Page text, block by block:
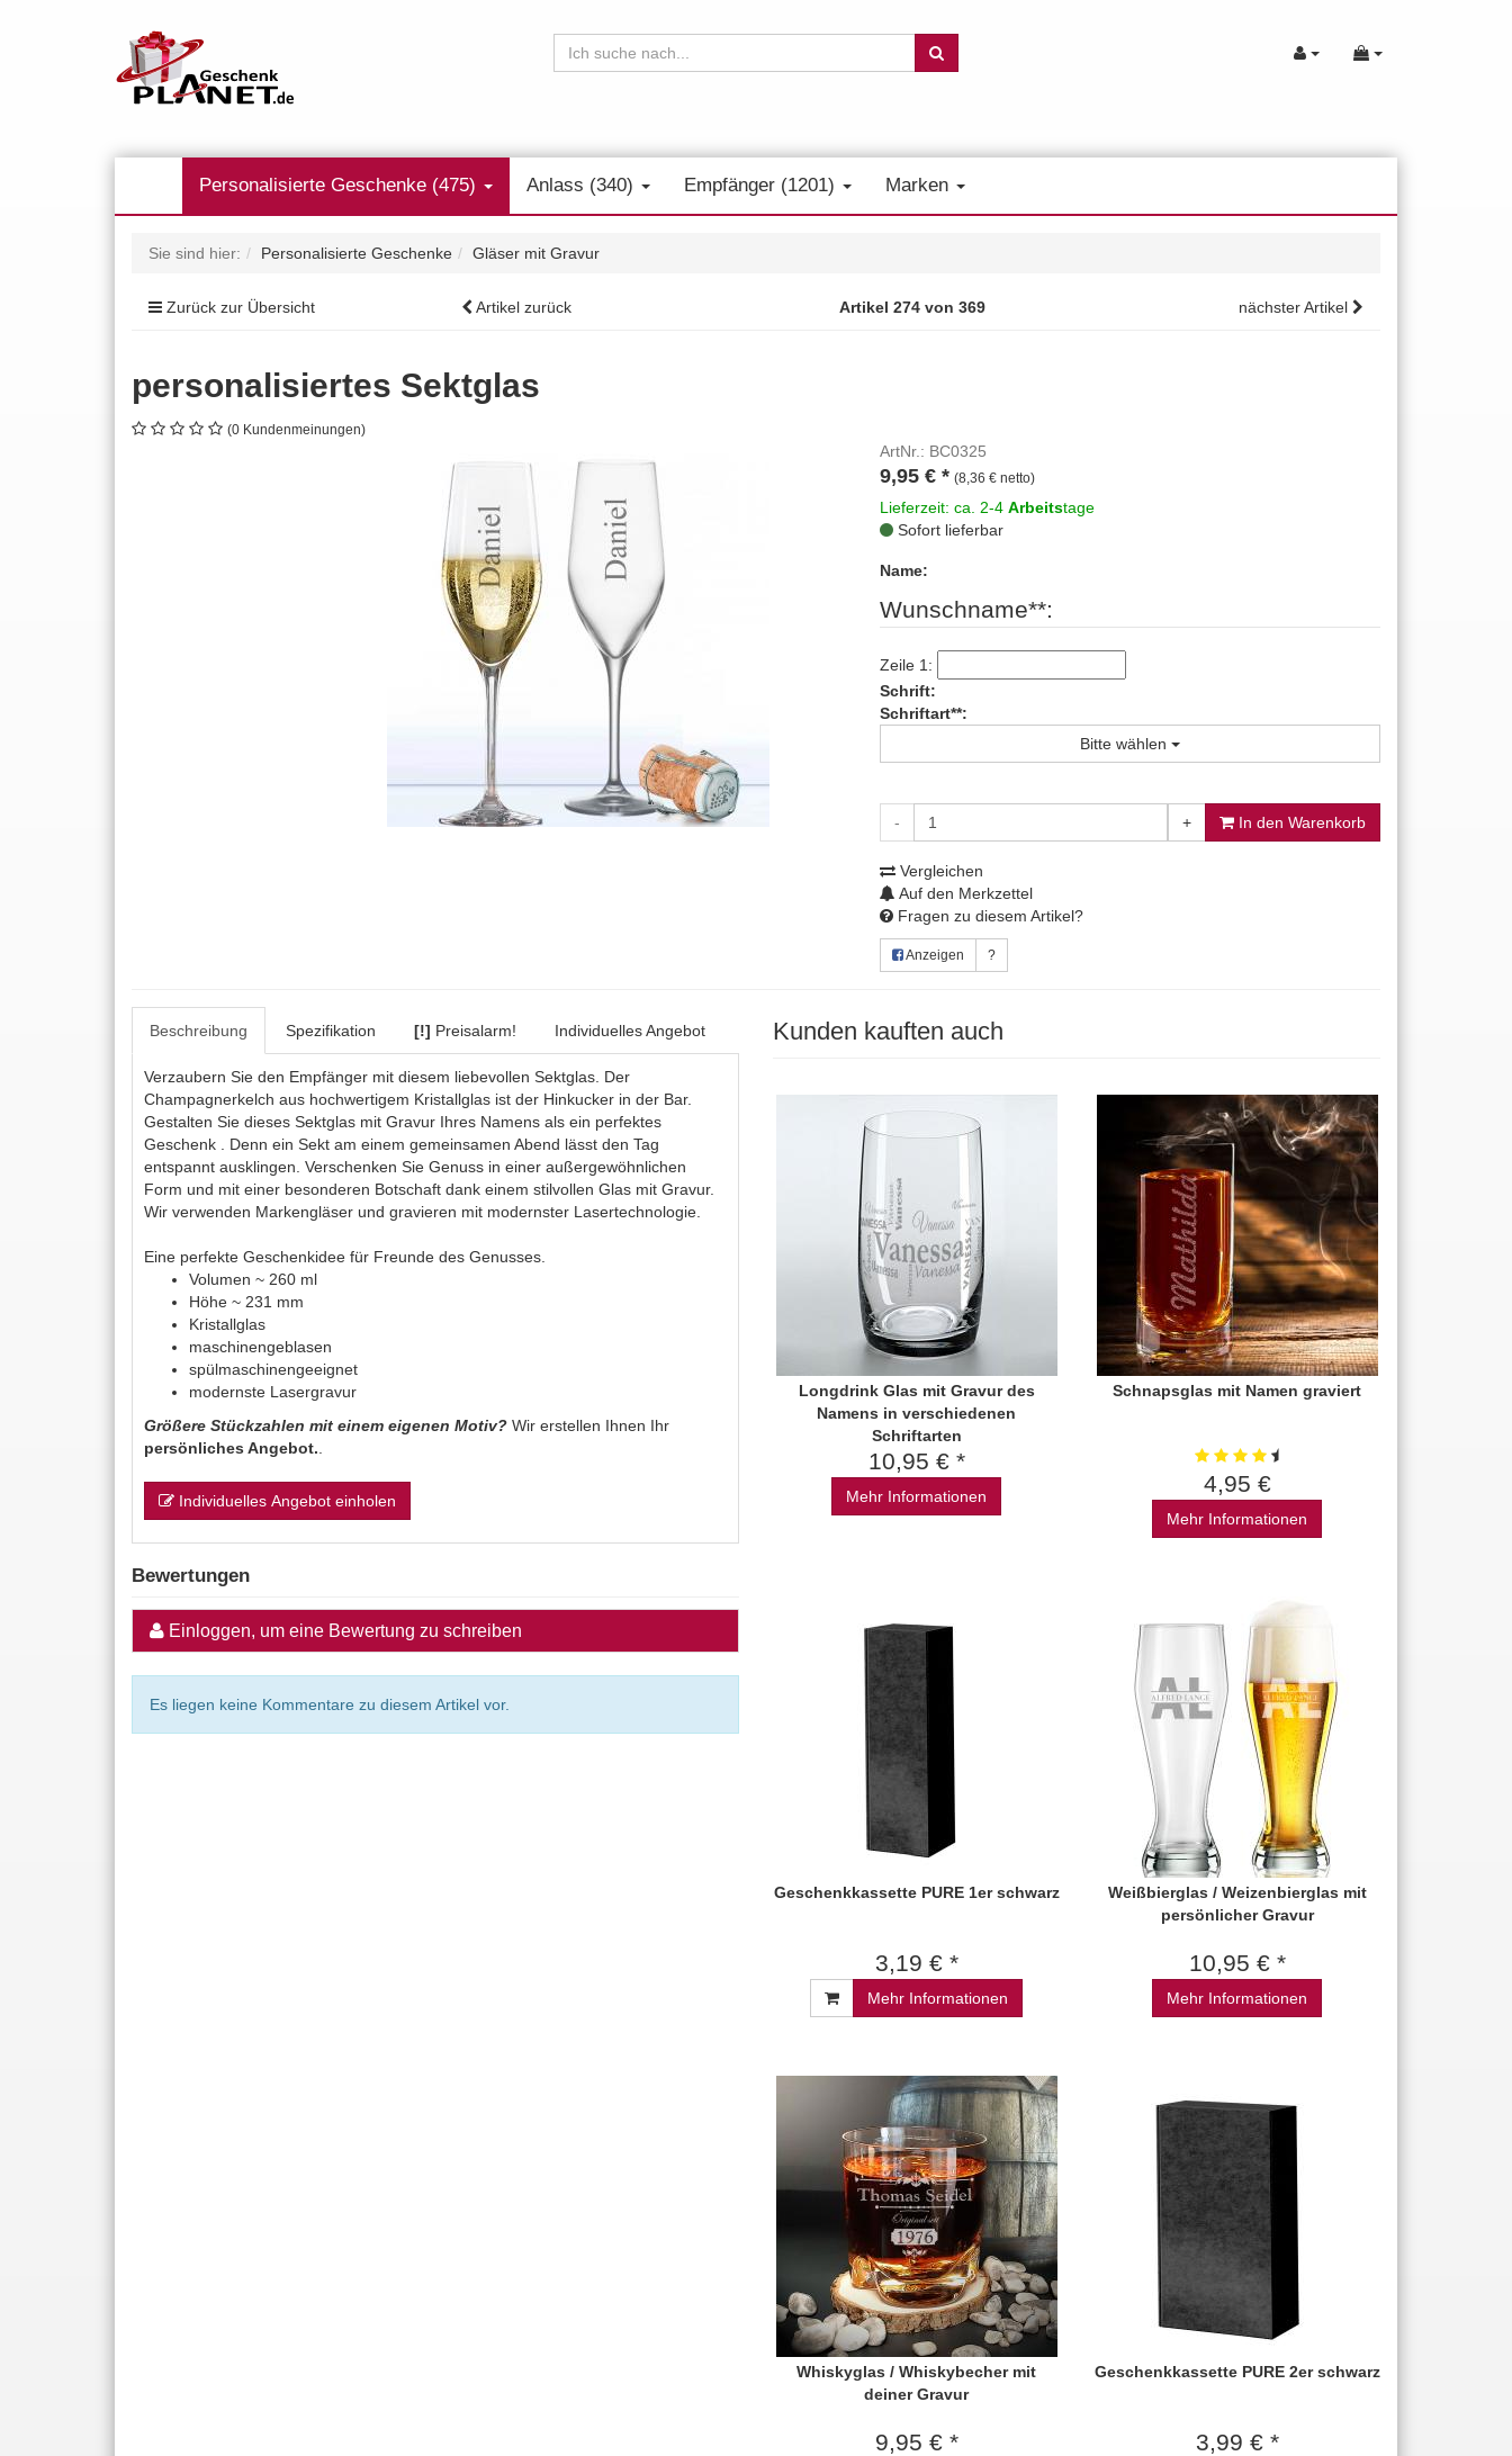
Personalisierte Geschenke (475) Anlass (340) Empfänger (1201) Marken
Sie sind hier: Personalisierte Geschenke Gläser mit Gravur
Zurück zur Übersicht Artikel zurück Artikel 274 von 369 nächster Artikel
personalisiertes Sektglas
(0 Kundenmeinungen)
ArtNr.: BC0325
9,95 € * (8,36 € netto)
Lieferzeit: ca. 2-4 Arbeitstage
Sofort lieferbar
Name:
Wunschname**:
Zeile 1:
Schrift:
Schriftart**:
Bitte wählen
- + In den Warenkorb
Vergleichen
Auf den Merkzettel
Fragen zu diesem Artikel?
Anzeigen ?
Beschreibung Spezifikation [!] Preisalarm! Individuelles Angebot
Verzaubern Sie den Empfänger mit diesem liebevollen Sektglas. Der
Champagnerkelch aus hochwertigem Kristallglas ist der Hinkucker in der Bar.
Gestalten Sie dieses Sektglas mit Gravur Ihres Namens als ein perfektes
Geschenk . Denn ein Sekt am einem gemeinsamen Abend lässt den Tag
entspannt ausklingen. Verschenken Sie Genuss in einer außergewöhnlichen
Form und mit einer besonderen Botschaft dank einem stilvollen Glas mit Gravur.
Wir verwenden Markengläser und gravieren mit modernster Lasertechnologie.
Eine perfekte Geschenkidee für Freunde des Genusses.
Volumen ~ 260 ml
Höhe ~ 231 mm
Kristallglas
maschinengeblasen
spülmaschinengeeignet
modernste Lasergravur
Größere Stückzahlen mit einem eigenen Motiv? Wir erstellen Ihnen Ihr
persönliches Angebot.
Individuelles Angebot einholen
Bewertungen
Einloggen, um eine Bewertung zu schreiben
Es liegen keine Kommentare zu diesem Artikel vor.
Kunden kauften auch
Longdrink Glas mit Gravur des
Namens in verschiedenen
Schriftarten
10,95 € *
Mehr Informationen
Schnapsglas mit Namen graviert
4,95 €
Mehr Informationen
Geschenkkassette PURE 1er schwarz
3,19 € *
Mehr Informationen
Weißbierglas / Weizenbierglas mit
persönlicher Gravur
10,95 € *
Mehr Informationen
Whiskyglas / Whiskybecher mit
deiner Gravur
9,95 € *
Geschenkkassette PURE 2er schwarz
3,99 € *